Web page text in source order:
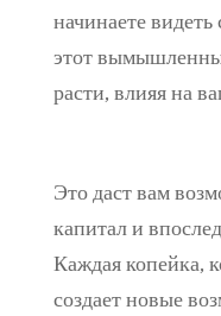
начинаете
этот
расти, влияя на
Это даст вам
капитал и
Каждая копейка,
создает новые